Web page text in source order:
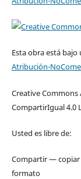
Esta obra está
Atribución-
Creative
CompartirIgual 4.0
Usted es libre de:
Compartir — copiar
formato